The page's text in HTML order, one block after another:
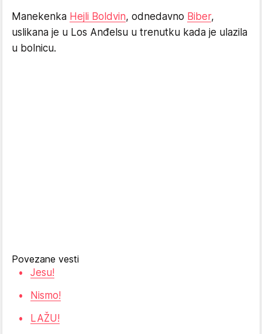
Manekenka Hejli Boldvin, odnedavno Biber,
uslikana je u Los Anđelsu u trenutku kada je ulazila
u bolnicu.
Povezane vesti
Jesu!
Nismo!
LAŽU!